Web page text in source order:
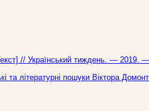
// Український тиждень. —
літературні пошуки Віктора